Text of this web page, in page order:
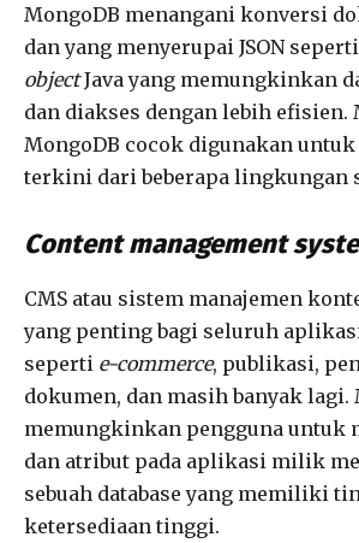
MongoDB menangani konversi
dan yang menyerupai JSON
objectJava yang memungkinkan
dan diakses dengan lebih efisien.
MongoDB cocok digunakan
terkini dari beberapa lingkungan
Content management
CMS atau sistem manajemen
yang penting bagi seluruh
seperti e-commerce, publikasi,
dokumen, dan masih banyak lagi.
memungkinkan pengguna untuk
dan atribut pada aplikasi milik
sebuah database yang memiliki
ketersediaan tinggi.